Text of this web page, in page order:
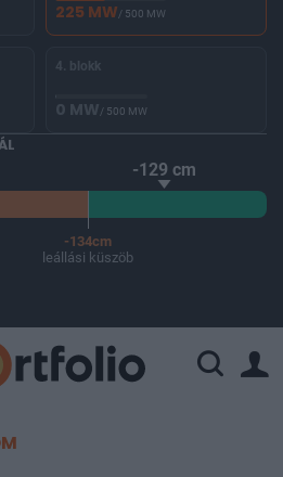
225 MW/ 500 MW
4. blokk
0 MW/ 500 MW
-129 cm
-134cm
leállási küszöb